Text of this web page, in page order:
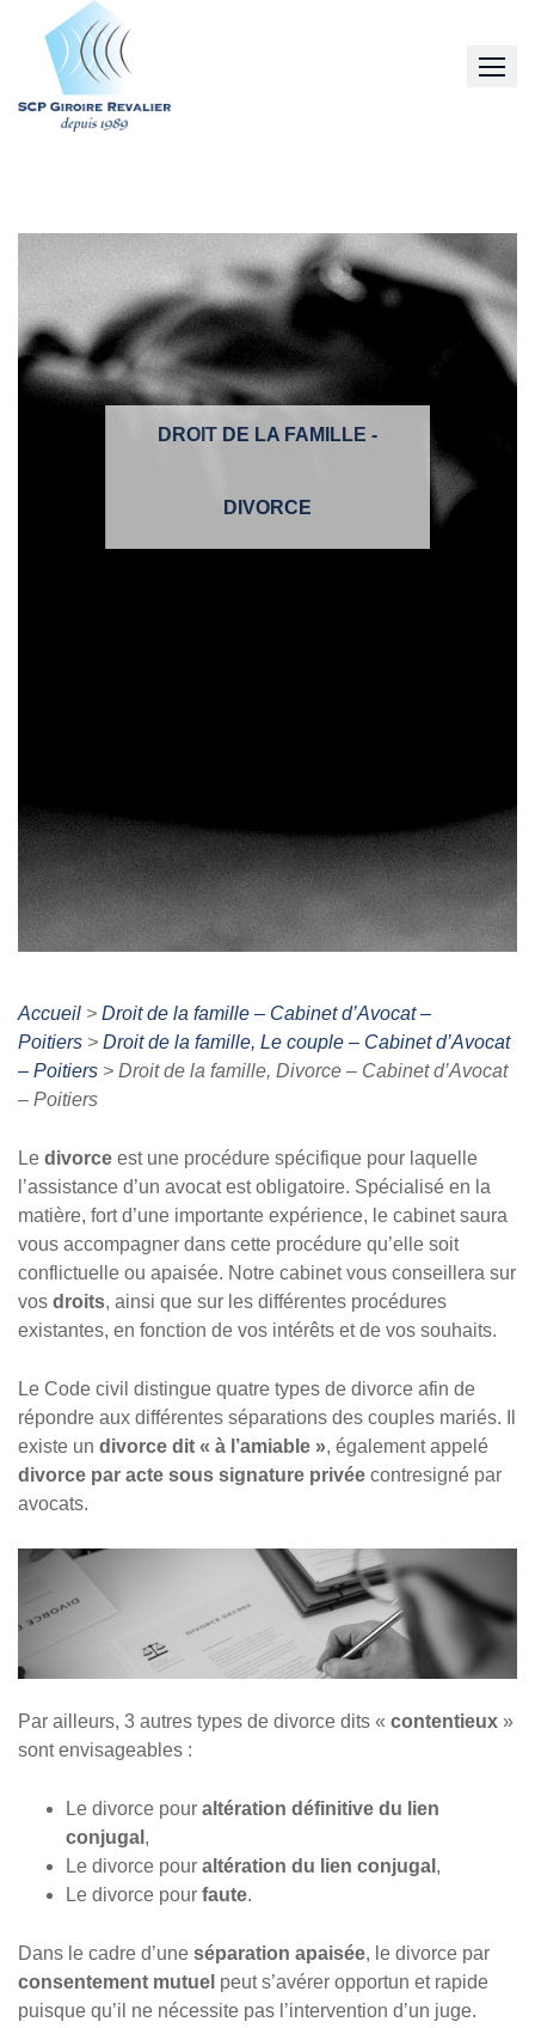
content
DROIT DE LA FAMILLE -
DIVORCE
Accueil > Droit de la famille – Cabinet d’Avocat –
Poitiers > Droit de la famille, Le couple – Cabinet d’Avocat
– Poitiers > Droit de la famille, Divorce – Cabinet d’Avocat
– Poitiers
Le divorce est une procédure spécifique pour laquelle
l’assistance d’un avocat est obligatoire. Spécialisé en la
matière, fort d’une importante expérience, le cabinet saura
vous accompagner dans cette procédure qu’elle soit
conflictuelle ou apaisée. Notre cabinet vous conseillera sur
vos droits, ainsi que sur les différentes procédures
existantes, en fonction de vos intérêts et de vos souhaits.
Le Code civil distingue quatre types de divorce afin de
répondre aux différentes séparations des couples mariés. Il
existe un divorce dit « à l’amiable », également appelé
divorce par acte sous signature privée contresigné par
avocats.
Par ailleurs, 3 autres types de divorce dits « contentieux »
sont envisageables :
Le divorce pour altération définitive du lien
conjugal ,
Le divorce pour altération du lien conjugal ,
Le divorce pour faute.
Dans le cadre d’une séparation apaisée, le divorce par
consentement mutuel peut s’avérer opportun et rapide
puisque qu’il ne nécessite pas l’intervention d’un juge.